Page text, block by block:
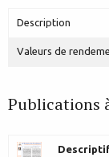
Description
Valeurs de
Publications